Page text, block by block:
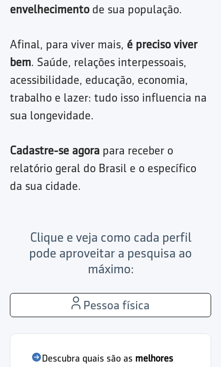
envelhecimento de sua população.
Afinal, para viver mais, é preciso viver
bem. Saúde, relações interpessoais,
acessibilidade, educação, economia,
trabalho e lazer: tudo isso influencia na
sua longevidade.
Cadastre-se agora para receber o
relatório geral do Brasil e o específico
da sua cidade.
Clique e veja como cada perfil
pode aproveitar a pesquisa ao
máximo:
Pessoa física
Descubra quais são as melhores